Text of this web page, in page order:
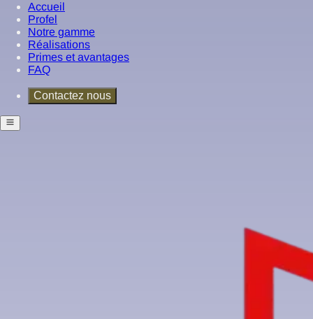
Accueil
Profel
Notre gamme
Réalisations
Primes et avantages
FAQ
Contactez nous